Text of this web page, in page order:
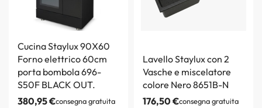
Cucina Staylux 90X60
Forno elettrico 60cm
porta bombola 696-
S50F BLACK OUT.
380,95€consegna gratuita
Lavello Staylux con 2
Vasche e miscelatore
colore Nero 8651B-N
176,50€consegna gratuita